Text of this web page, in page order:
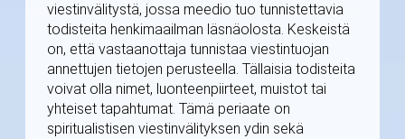
viestinvälitystä, jossa meedio tuo tunnistettavia
todisteita henkimaailman läsnäolosta. Keskeistä
on, että vastaanottaja tunnistaa viestintuojan
annettujen tietojen perusteella. Tällaisia todisteita
voivat olla nimet, luonteenpiirteet, muistot tai
yhteiset tapahtumat. Tämä periaate on
spiritualistisen viestinvälityksen ydin sekä